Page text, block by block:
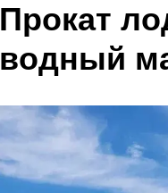
Прокат
водный